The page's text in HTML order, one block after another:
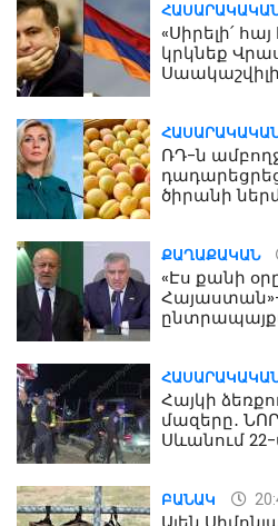
«Սիրելի՛
կրկնեք
Սաակաշվիլի
ՌԴ-ն
ծիրանի
ՔԱՂԱՔԱԿԱՆ
«Էս քանի
Հայաստան»-
Հայկի
մազերը․
Սևանում
ԲԱՆԱԿ